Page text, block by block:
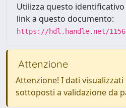
Utilizza questo
link a questo documento:
https://hdl.handle.net/
Attenzione
Attenzione! I dati
sottoposti a validazione da